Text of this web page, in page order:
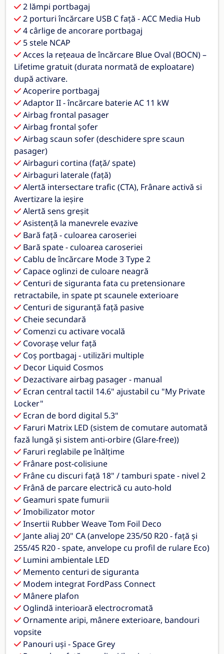
2 lămpi portbagaj
2 porturi încărcare USB C față - ACC Media Hub
4 cârlige de ancorare portbagaj
5 stele NCAP
Acces la rețeaua de încărcare Blue Oval (BOCN) –
Lifetime gratuit (durata normată de exploatare)
după activare.
Acoperire portbagaj
Adaptor II - încărcare baterie AC 11 kW
Airbag frontal pasager
Airbag frontal șofer
Airbag scaun sofer (deschidere spre scaun
pasager)
Airbaguri cortina (față/ spate)
Airbaguri laterale (față)
Alertă intersectare trafic (CTA), Frânare activă si
Avertizare la ieșire
Alertă sens greșit
Asistență la manevrele evazive
Bară față - culoarea caroseriei
Bară spate - culoarea caroseriei
Cablu de încărcare Mode 3 Type 2
Capace oglinzi de culoare neagră
Centuri de siguranta fata cu pretensionare
retractabile, in spate pt scaunele exterioare
Centuri de siguranță față pasive
Cheie secundară
Comenzi cu activare vocală
Covorașe velur față
Coș portbagaj - utilizări multiple
Decor Liquid Cosmos
Dezactivare airbag pasager - manual
Ecran central tactil 14.6" ajustabil cu "My Private
Locker"
Ecran de bord digital 5.3"
Faruri Matrix LED (sistem de comutare automată
fază lungă și sistem anti-orbire (Glare-free))
Faruri reglabile pe înălțime
Frânare post-colisiune
Frâne cu discuri față 18" / tamburi spate - nivel 2
Frână de parcare electrică cu auto-hold
Geamuri spate fumurii
Imobilizator motor
Insertii Rubber Weave Tom Foil Deco
Jante aliaj 20" CA (anvelope 235/50 R20 - față și
255/45 R20 - spate, anvelope cu profil de rulare Eco)
Lumini ambientale LED
Memento centuri de siguranta
Modem integrat FordPass Connect
Mânere plafon
Oglindă interioară electrocromată
Ornamente aripi, mânere exterioare, bandouri
vopsite
Panouri uși - Space Grey